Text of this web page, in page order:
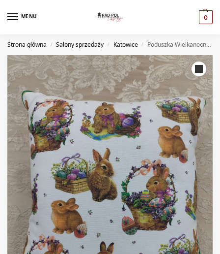
MENU 0
Strona główna / Salony sprzedaży / Katowice / Poduszka Wielkanocna (KT)